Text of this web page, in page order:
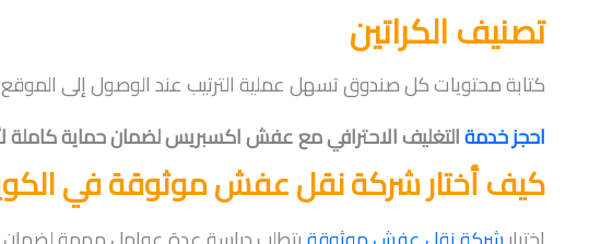
تصنيف الكراتين
كتابة محتويات كل صندوق تسهل عملية الترتيب عند الوصول إلى الموقع
احجز خدمةالتغليف الاحترافي مع عفش اكسبريس لضمان حماية كاملة
كيف أختار شركة نقل عفش موثوقة في